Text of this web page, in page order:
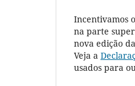
Incentivamos
na parte
nova edição
Veja a
usados para